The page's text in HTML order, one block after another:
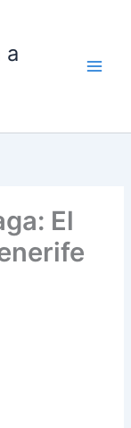
a
El